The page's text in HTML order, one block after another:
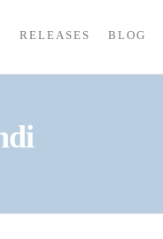
RELEASES BLOG